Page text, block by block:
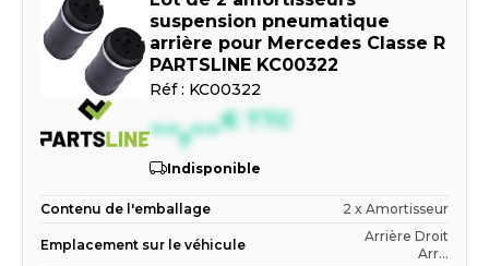
suspension pneumatique
arrière pour Mercedes Classe R
PARTSLINE KC00322
Réf : KC00322
--,--€ TTC
Indisponible
Contenu de l'emballage 2 x Amortisseur
Emplacement sur le véhicule
Arrière Droit
Arr...